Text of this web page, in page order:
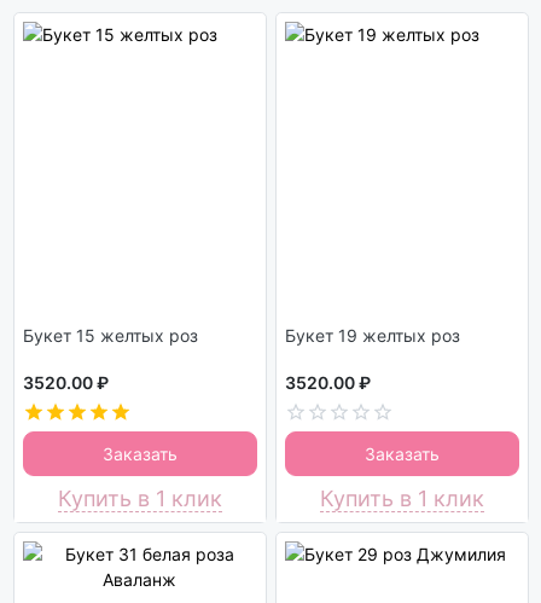
Букет 15 желтых роз
3520.00 ₽
Заказать
Купить в 1 клик
Букет 19 желтых роз
3520.00 ₽
Заказать
Купить в 1 клик